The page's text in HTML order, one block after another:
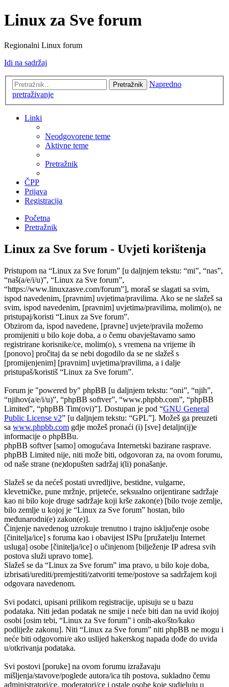
Linux za Sve forum
Regionalni Linux forum
Idi na sadržaj
Pretražnik
Napredno
pretraživanje
Linki
Neodgovorene teme
Aktivne teme
Pretražnik
ČPP
Prijava
Registracija
Početna
Pretražnik
Linux za Sve forum - Uvjeti korištenja
Pristupom na “Linux za Sve forum” [u daljnjem tekstu: “mi”, “nas”,
“naš(a/e/i/u)”, “Linux za Sve forum”,
“https://www.linuxzasve.com/forum”], moraš se slagati sa svim,
ispod navedenim, [pravnim] uvjetima/pravilima. Ako se ne slažeš sa
svim, ispod navedenim, [pravnim] uvjetima/pravilima, molim(o), ne
pristupaj/koristi “Linux za Sve forum”.
Obzirom da, ispod navedene, [pravne] uvjete/pravila možemo
promijeniti u bilo koje doba, a o čemu obavještavamo samo
registrirane korisnike/ce, molim(o), s vremena na vrijeme ih
[ponovo] pročitaj da se nebi dogodilo da se ne slažeš s
[promijenjenim] [pravnim] uvjetima/pravilima, a i dalje
pristupaš/koristiš “Linux za Sve forum”.
Forum je "powered by" phpBB [u daljnjem tekstu: “oni”, “njih”,
“njihov(a/e/i/u)”, “phpBB softver”, “www.phpbb.com”, “phpBB
Limited”, “phpBB Tim(ovi)”]. Dostupan je pod “GNU General
Public License v2” [u daljnjem tekstu: “GPL”]. Možeš ga preuzeti
sa www.phpbb.com gdje možeš pronaći (i) [sve] detaljn(ij)e
informacije o phpBBu.
phpBB softver [samo] omogućava Internetski bazirane rasprave.
phpBB Limited nije, niti može biti, odgovoran za, na ovom forumu,
od naše strane (ne)dopušten sadržaj i(li) ponašanje.
Slažeš se da nećeš postati uvredljive, bestidne, vulgarne,
klevetničke, pune mržnje, prijeteće, seksualno orijentirane sadržaje
kao ni bilo koje druge sadržaje koji krše zakon(e) [bilo tvoje zemlje,
bilo zemlje u kojoj je “Linux za Sve forum” hostan, bilo
međunarodni(e) zakon(e)].
Činjenje navedenog uzrokuje trenutno i trajno isključenje osobe
[činitelja/ice] s foruma kao i obavijest ISPu [pružatelju Internet
usluga] osobe [činitelja/ice] o učinjenom [bilježenje IP adresa svih
postova služi upravo tome].
Slažeš se da “Linux za Sve forum” ima pravo, u bilo koje doba,
izbrisati/urediti/premjestiti/zatvoriti teme/postove sa sadržajem koji
odgovara navedenom.
Svi podatci, upisani prilikom registracije, upisuju se u bazu
podataka. Niti jedan podatak ne smije i neće biti dan na uvid ikojoj
osobi [osim tebi, “Linux za Sve forum” i onih-ako/što/kako
podliježe zakonu]. Niti “Linux za Sve forum” niti phpBB ne mogu i
neće biti odgovorni/e ako uslijed hakerskog napada dođe do uvida
u/otkrivanja podataka.
Svi postovi [poruke] na ovom forumu izražavaju
mišljenja/stavove/poglede autora/ica tih postova, sukladno čemu
administratori/ce, moderatori/ce i ostale osobe koje sudjeluju u